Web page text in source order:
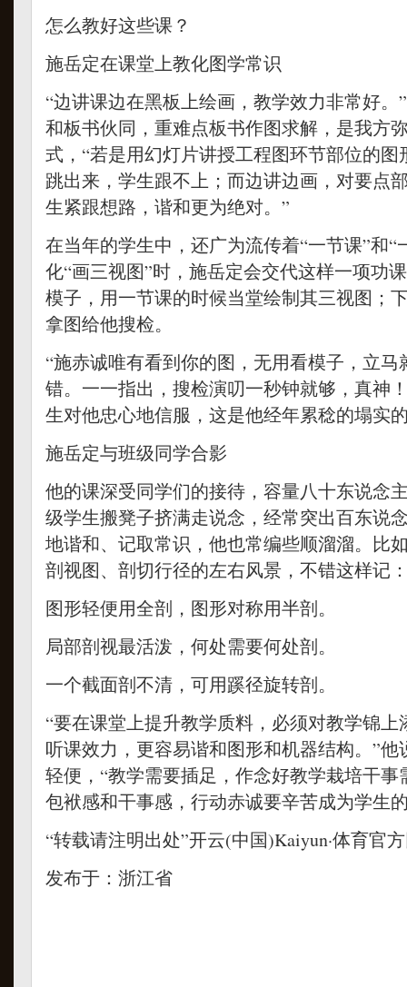
怎么教好这些课？
施岳定在课堂上教化图学常识
“边讲课边在黑板上绘画，教学效力非常好。
和板书伙同，重难点板书作图求解，是我方
式，“若是用幻灯片讲授工程图环节部位的
跳出来，学生跟不上；而边讲边画，对要点
生紧跟想路，谐和更为绝对。”
在当年的学生中，还广为流传着“一节课”和“
化“画三视图”时，施岳定会交代这样一项功
模子，用一节课的时候当堂绘制其三视图；
拿图给他搜检。
“施赤诚唯有看到你的图，无用看模子，立
错。一一指出，搜检演叨一秒钟就够，真神
生对他忠心地信服，这是他经年累稔的塌实
施岳定与班级同学合影
他的课深受同学们的接待，容量八十东说念
级学生搬凳子挤满走说念，经常突出百东说
地谐和、记取常识，他也常编些顺溜溜。比
剖视图、剖切行径的左右风景，不错这样记
图形轻便用全剖，图形对称用半剖。
局部剖视最活泼，何处需要何处剖。
一个截面剖不清，可用蹊径旋转剖。
“要在课堂上提升教学质料，必须对教学锦
听课效力，更容易谐和图形和机器结构。”
轻便，“教学需要插足，作念好教学栽培干
包袱感和干事感，行动赤诚要辛苦成为学生
“转载请注明出处”开云(中国)Kaiyun·体育官
发布于：浙江省